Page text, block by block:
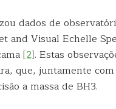
dados de
and Visual Echelle
[2]. Estas
que, juntamente com
a massa de BH3.